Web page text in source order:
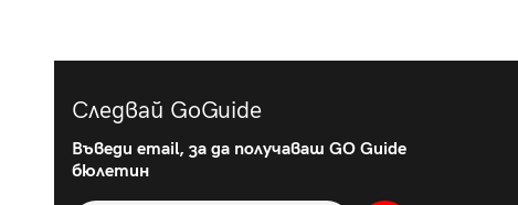
Следвай GoGuide
Въведи email, за да получаваш GO Guide
бюлетин